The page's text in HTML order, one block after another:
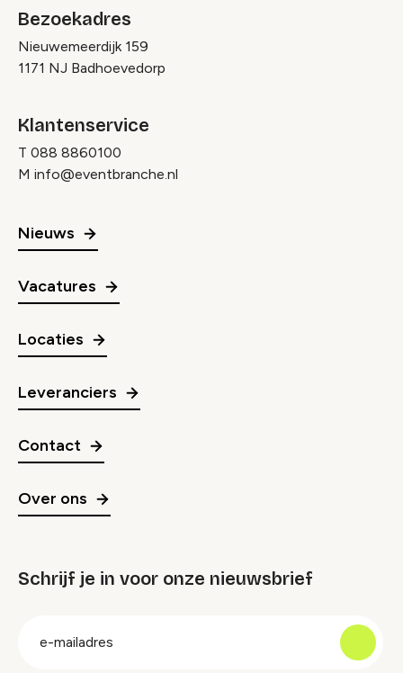
Bezoekadres
Nieuwemeerdijk 159
1171 NJ Badhoevedorp
Klantenservice
T 088 8860100
M info@eventbranche.nl
Nieuws
Vacatures
Locaties
Leveranciers
Contact
Over ons
Schrijf je in voor onze nieuwsbrief